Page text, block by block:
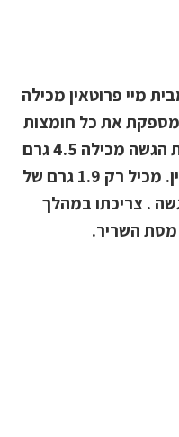
מי גבינה 250 ג’ מבית מיי פרוטאין מכילה
ומספקת את כל חומצות
האמינו החיוניות. בנוסף כל מנת הגשה מכילה 4.5 גרם
של BCAA’s ו3.6 גרם של גלוטמין. מכיל רק 1.9 גרם של
הגשה . צריכתו במהלך
מסת השריר.